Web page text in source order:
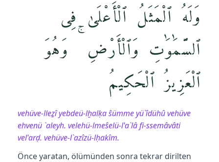
وَلَهُ ٱلْمَثَلُ ٱلْأَعْلَىٰ فِى
ٱلسَّمَٰوَٰتِ وَٱلْأَرْضِ ۚ وَهُوَ
ٱلْعَزِيزُ ٱلْحَكِيمُ
vehüve-lleẕî yebdeü-lḫalḳa ŝümme yü`îdühû vehüve
ehvenü `aleyh. velehü-lmeŝelü-l'a`lâ fi-ssemâvâti
vel'arḍ. vehüve-l`azîzü-lḥakîm.
Önce yaratan, ölümünden sonra tekrar dirilten